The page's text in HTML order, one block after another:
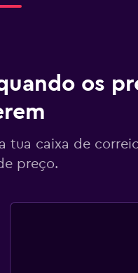
os
tua caixa de
preço.